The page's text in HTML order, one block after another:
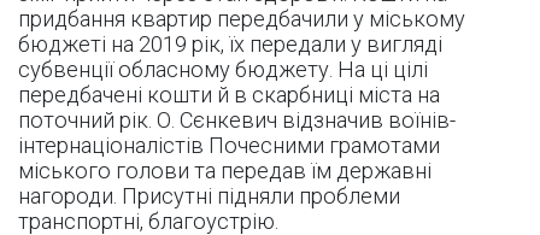
придбання квартир передбачили у міському
бюджеті на 2019 рік, їх передали у вигляді
субвенції обласному бюджету. На ці цілі
передбачені кошти й в скарбниці міста на
поточний рік. О. Сєнкевич відзначив воїнів-
інтернаціоналістів Почесними грамотами
міського голови та передав їм державні
нагороди. Присутні підняли проблеми
транспортні, благоустрію.